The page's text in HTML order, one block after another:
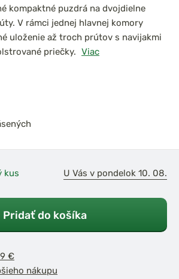
kompaktné puzdrá na dvojdielne
V rámci jednej hlavnej komory
uloženie až troch prútov s navijakmi
priečky. Viac
kus U Vás v pondelok 10. 08.
Pridať do košíka
€
nákupu